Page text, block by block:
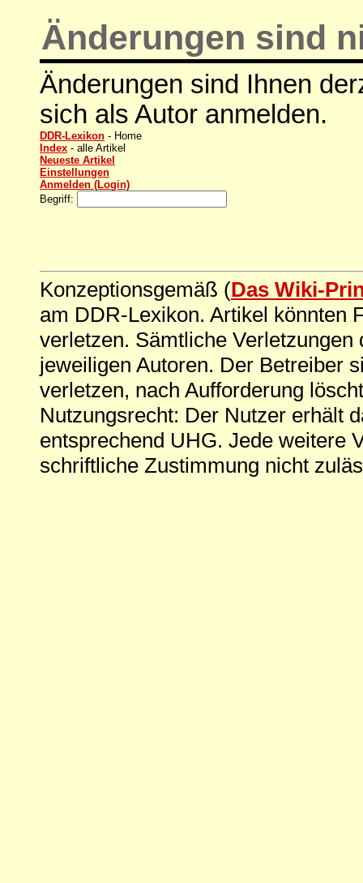
Änderungen sind
Änderungen sind Ihnen
sich als Autor anmelden.
DDR-Lexikon - Home
Index - alle Artikel
Neueste Artikel
Einstellungen
Anmelden (Login)
Begriff:
Konzeptionsgemäß (Das Wiki-
am DDR-Lexikon. Artikel könnten
verletzen. Sämtliche
jeweiligen Autoren. Der Betreiber
verletzen, nach Aufforderung
Nutzungsrecht: Der Nutzer erhält
entsprechend UHG. Jede weitere
schriftliche Zustimmung nicht